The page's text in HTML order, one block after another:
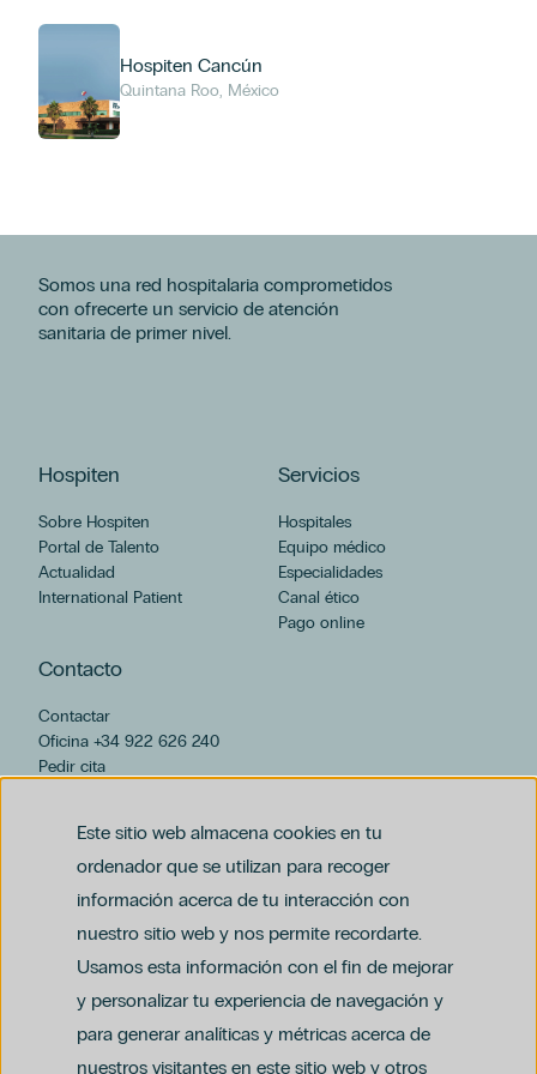
Este sitio web almacena cookies en tu
ordenador que se utilizan para recoger
información acerca de tu interacción con
nuestro sitio web y nos permite recordarte.
Usamos esta información con el fin de mejorar
y personalizar tu experiencia de navegación y
para generar analíticas y métricas acerca de
nuestros visitantes en este sitio web y otros
Hospiten Cancún
Quintana Roo, México
Somos una red hospitalaria comprometidos
con ofrecerte un servicio de atención
sanitaria de primer nivel.
Hospiten
Sobre Hospiten
Portal de Talento
Actualidad
International Patient
Servicios
Hospitales
Equipo médico
Especialidades
Canal ético
Pago online
Contacto
Contactar
Oficina +34 922 626 240
Pedir cita
Política de privacidad y protección de datos